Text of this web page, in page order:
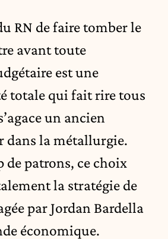
RN de faire tomber le
avant toute
est une
totale qui fait rire tous
un ancien
dans la métallurgie.
de patrons, ce choix
la stratégie de
par Jordan Bardella
économique.